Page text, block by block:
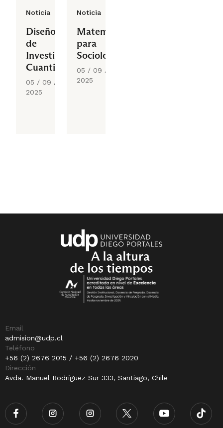
Noticia
Diseño
de
Investigación
Cuantitativa
05 / 09 /
2025
Noticia
Matemáticas
para
Sociología
05 / 09 /
2025
Email
admision@udp.cl
Teléfono
+56 (2) 2676 2015 / +56 (2) 2676 2020
Dirección
Avda. Manuel Rodríguez Sur 333, Santiago, Chile